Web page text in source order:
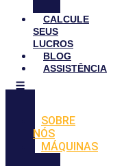
CALCULE
SEUS
LUCROS
BLOG
ASSISTÊNCIA
SOBRE
NÓS
MÁQUINAS